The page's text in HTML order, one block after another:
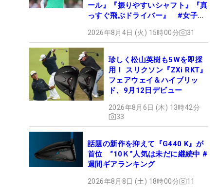
ール』『振りやすいシャフト』『真
っすぐ飛ぶドライバー』 #女子プ
2026年8月4日 (火) 15時00分 31
珍しく松山英樹も5Wを即採
用！ スリクソン『ZXi RKT』
フェアウェイ＆ハイブリッ
ド、9月12日デビュー
2026年8月6日 (木) 13時42分
33
話題の新作を抑えて『G440 K』が
首位 “10Ｋ”人気は未だに継続中 #
週間ギアランキング
2026年8月8日 (土) 18時00分 11